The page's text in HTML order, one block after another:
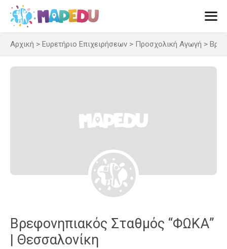
Μετάβαση
περιεχόμενο
Αρχική > Ευρετήριο Επιχειρήσεων > Προσχολική Αγωγή >
Βρεφονηπιακός Σταθμός “ΦΩΚΑ”
| Θεσσαλονίκη